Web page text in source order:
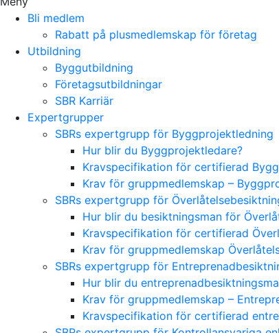
Bli medlem
Rabatt på plusmedlemskap för företag
Utbildning
Byggutbildning
Företagsutbildningar
SBR Karriär
Expertgrupper
SBRs expertgrupp för Byggprojektledning
Hur blir du Byggprojektledare?
Kravspecifikation för certifierad
Krav för gruppmedlemskap –
SBRs expertgrupp för
Hur blir du besiktningsman för
Kravspecifikation för certifierad
Krav för gruppmedlemskap
SBRs expertgrupp för
Hur blir du
Krav för gruppmedlemskap –
Kravspecifikation för certifierad